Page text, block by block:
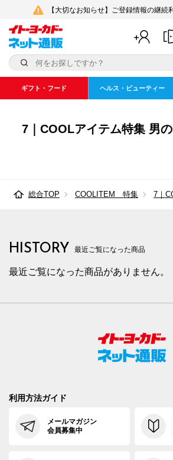
【大切なお知らせ】ご登録情報の継続
ギフト・フード ヘルス・ビューティー
7｜COOLアイテム特集 男
総合TOP COOLITEM 特集 7｜
HISTORY 最近ご覧になった商品
最近ご覧になった商品がありません。
利用方法ガイド
メールマガジン
会員募集中